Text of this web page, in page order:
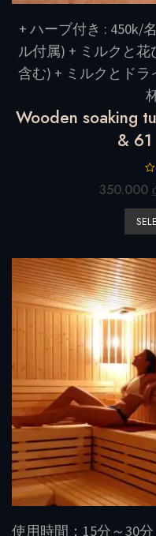
+ ハーブ付き : 450k/
ル付属) + ミルクと花
含む) + ミルクとドラ
Wooden soaking
&
R
t
e
d
o
u
t
o
f
5
350.000
使用時間：15分～30